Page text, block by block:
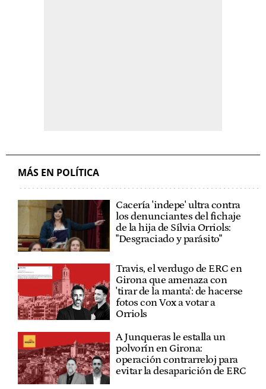
MÁS EN POLÍTICA
Cacería 'indepe' ultra contra
los denunciantes del fichaje
de la hija de Sílvia Orriols:
"Desgraciado y parásito"
Travis, el verdugo de ERC en
Girona que amenaza con
'tirar de la manta': de hacerse
fotos con Vox a votar a
Orriols
A Junqueras le estalla un
polvorín en Girona:
operación contrarreloj para
evitar la desaparición de ERC